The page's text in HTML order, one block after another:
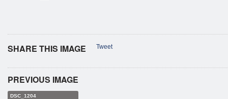
SHARE THIS IMAGE Tweet
PREVIOUS IMAGE
DSC_1204